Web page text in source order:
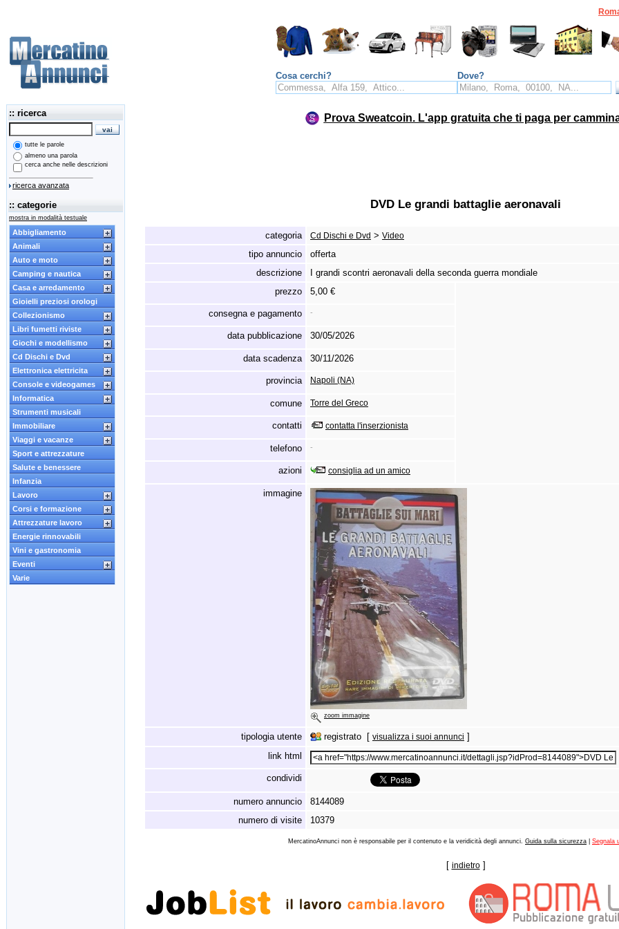
Cosa cerchi? Dove?
:: ricerca
tutte le parole
almeno una parola
cerca anche nelle descrizioni
ricerca avanzata
:: categorie
mostra in modalità testuale
Abbigliamento
Animali
Auto e moto
Camping e nautica
Casa e arredamento
Gioielli preziosi orologi
Collezionismo
Libri fumetti riviste
Giochi e modellismo
Cd Dischi e Dvd
Elettronica elettricita
Console e videogames
Informatica
Strumenti musicali
Immobiliare
Viaggi e vacanze
Sport e attrezzature
Salute e benessere
Infanzia
Lavoro
Corsi e formazione
Attrezzature lavoro
Energie rinnovabili
Vini e gastronomia
Eventi
Varie
Prova Sweatcoin. L'app gratuita che ti paga per
DVD Le grandi battaglie aeronavali
categoria Cd Dischi e Dvd > Video
tipo annuncio
offerta
descrizione
I grandi scontri aeronavali della seconda guerra mondiale
prezzo
5,00 €
consegna e pagamento -
data pubblicazione 30/05/2026
data scadenza 30/11/2026
provincia Napoli (NA)
comune Torre del Greco
contatti contatta l'inserzionista
telefono -
azioni consiglia ad un amico
immagine
zoom immagine
tipologia utente registrato [ visualizza i suoi annunci ]
link html
condividi
numero annuncio
8144089
numero di visite
10379
MercatinoAnnunci non è responsabile per il contenuto e la veridicità degli annunci. Guida sulla sicurezza Segnala
[ indietro]